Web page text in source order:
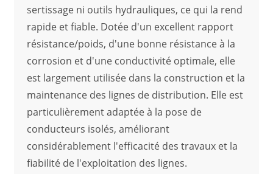
sertissage ni outils hydrauliques, ce qui la rend
rapide et fiable. Dotée d'un excellent rapport
résistance/poids, d'une bonne résistance à la
corrosion et d'une conductivité optimale, elle
est largement utilisée dans la construction et la
maintenance des lignes de distribution. Elle est
particulièrement adaptée à la pose de
conducteurs isolés, améliorant
considérablement l'efficacité des travaux et la
fiabilité de l'exploitation des lignes.